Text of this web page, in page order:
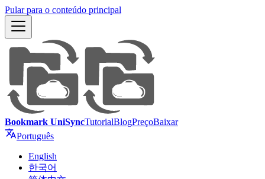
Pular para o conteúdo principal
Bookmark UniSyncTutorialBlogPreçoBaixar
Português
English
한국어